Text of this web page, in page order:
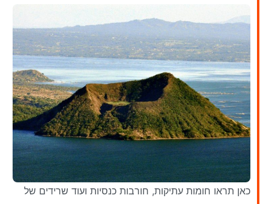
כאן תראו חומות עתיקות, חורבות כנסיות ועוד שרידים של